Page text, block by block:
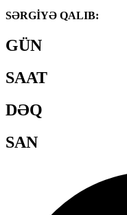
SƏRGİYƏ QALIB:
GÜN
SAAT
DƏQ
SAN